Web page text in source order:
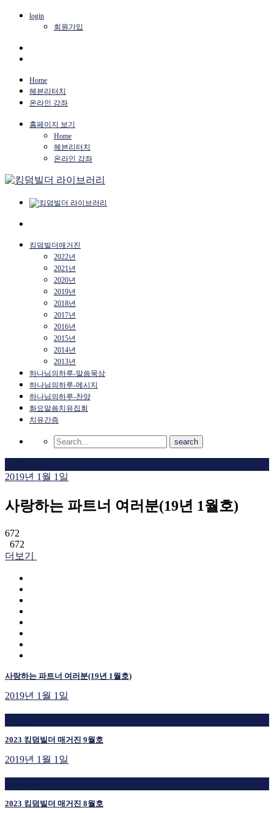
login
회원가입
Home
헤븐리터치
온라인 강좌
홈페이지 보기
Home
헤븐리터치
온라인 강좌
킹덤빌더매거진
2022년
2021년
2020년
2019년
2018년
2017년
2016년
2015년
2014년
2013년
하나님의하루-말씀묵상
하나님의하루-메시지
하나님의하루-찬양
화요말씀치유집회
치유간증
2019년 1월 1일
사랑하는 파트너 여러분(19년 1월호)
672
672
더보기
사랑하는 파트너 여러분(19년 1월호)
2019년 1월 1일
2023 킹덤빌더 매거진 9월호
2019년 1월 1일
2023 킹덤빌더 매거진 8월호